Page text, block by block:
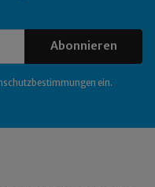
Abonnieren
ein.